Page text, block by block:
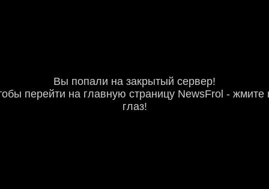
Вы попали на закрытый сервер!
перейти на главную страницу NewsFrol - жмите
глаз!